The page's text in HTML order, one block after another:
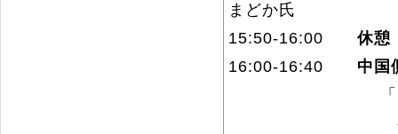
まどか氏
15:50-16:00 休憩
16:00-16:40 中国
「中国におけ
寧夏大学経